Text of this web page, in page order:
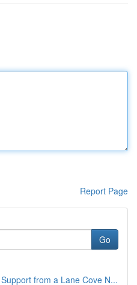
Report Page
Go
from a Lane Cove N...